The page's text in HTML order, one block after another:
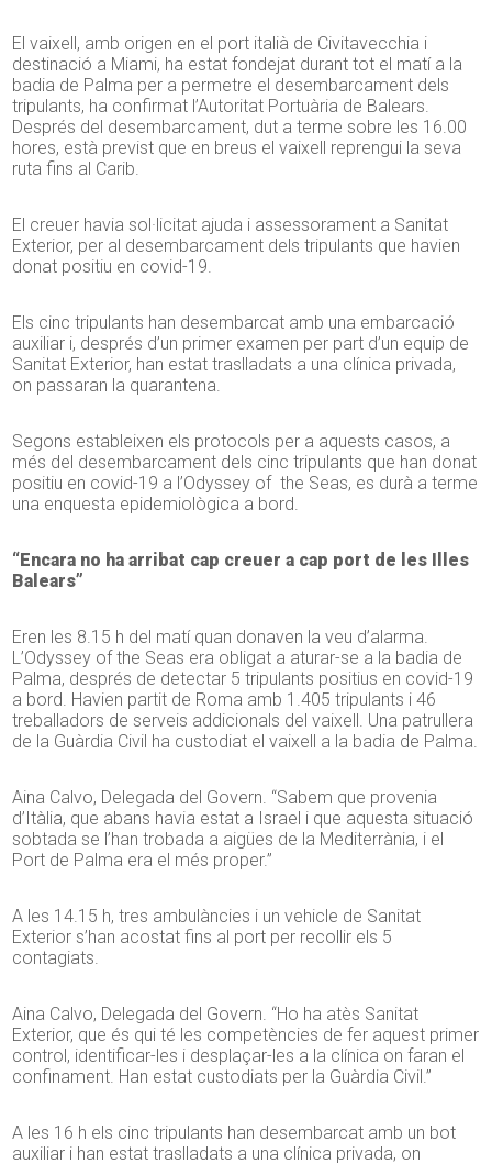
El vaixell, amb origen en el port italià de Civitavecchia i
destinació a Miami, ha estat fondejat durant tot el matí a la
badia de Palma per a permetre el desembarcament dels
tripulants, ha confirmat l’Autoritat Portuària de Balears.
Després del desembarcament, dut a terme sobre les 16.00
hores, està previst que en breus el vaixell reprengui la seva
ruta fins al Carib.
El creuer havia sol·licitat ajuda i assessorament a Sanitat
Exterior, per al desembarcament dels tripulants que havien
donat positiu en covid-19.
Els cinc tripulants han desembarcat amb una embarcació
auxiliar i, després d’un primer examen per part d’un equip de
Sanitat Exterior, han estat traslladats a una clínica privada,
on passaran la quarantena.
Segons estableixen els protocols per a aquests casos, a
més del desembarcament dels cinc tripulants que han donat
positiu en covid-19 a l’Odyssey of the Seas, es durà a terme
una enquesta epidemiològica a bord.
“Encara no ha arribat cap creuer a cap port de les Illes
Balears”
Eren les 8.15 h del matí quan donaven la veu d’alarma.
L’Odyssey of the Seas era obligat a aturar-se a la badia de
Palma, després de detectar 5 tripulants positius en covid-19
a bord. Havien partit de Roma amb 1.405 tripulants i 46
treballadors de serveis addicionals del vaixell. Una patrullera
de la Guàrdia Civil ha custodiat el vaixell a la badia de Palma.
Aina Calvo, Delegada del Govern. “Sabem que provenia
d’Itàlia, que abans havia estat a Israel i que aquesta situació
sobtada se l’han trobada a aigües de la Mediterrània, i el
Port de Palma era el més proper.”
A les 14.15 h, tres ambulàncies i un vehicle de Sanitat
Exterior s’han acostat fins al port per recollir els 5
contagiats.
Aina Calvo, Delegada del Govern. “Ho ha atès Sanitat
Exterior, que és qui té les competències de fer aquest primer
control, identificar-les i desplaçar-les a la clínica on faran el
confinament. Han estat custodiats per la Guàrdia Civil.”
A les 16 h els cinc tripulants han desembarcat amb un bot
auxiliar i han estat traslladats a una clínica privada, on